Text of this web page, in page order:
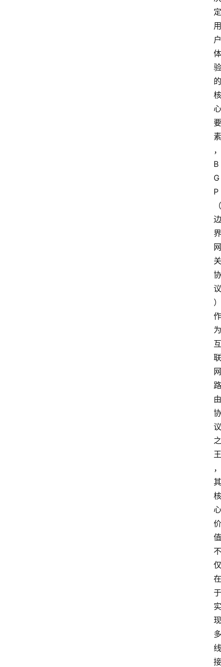
定
用
户
体
验
的
核
心
要
素
，
B
G
P
（
边
界
网
关
协
议
）
作
为
互
联
网
路
由
协
议
之
王
，
其
核
心
价
值
不
仅
在
于
实
现
多
线
接